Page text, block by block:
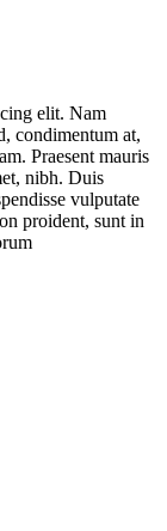
elit. Nam
condimentum at,
Praesent mauris
nibh. Duis
vulputate
proident, sunt in